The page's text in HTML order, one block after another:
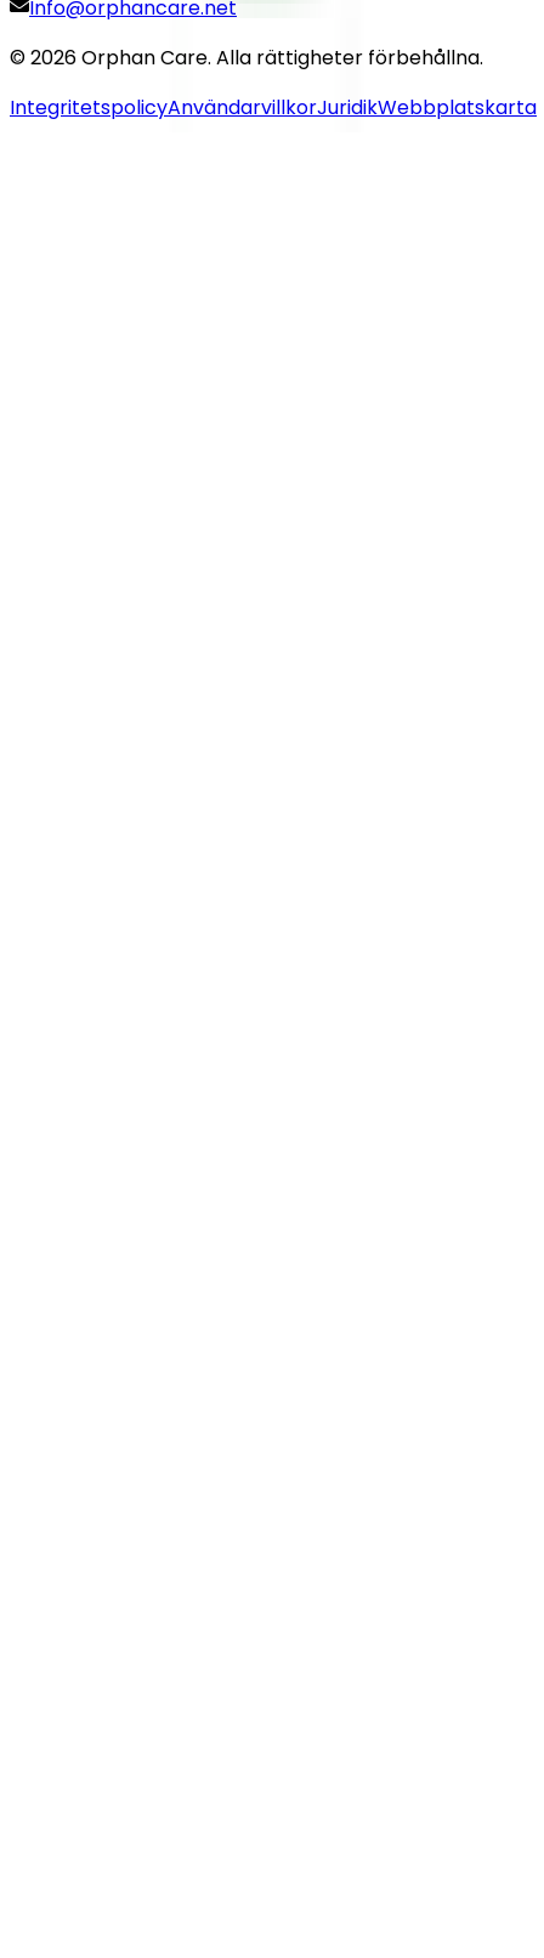
Info@orphancare.net
©2026Orphan Care. Alla rättigheter förbehållna.
IntegritetspolicyAnvändarvillkorJuridikWebbplatskarta